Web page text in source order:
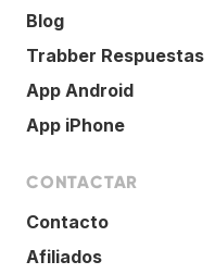
Blog
Trabber Respuestas
App Android
App iPhone
CONTACTAR
Contacto
Afiliados